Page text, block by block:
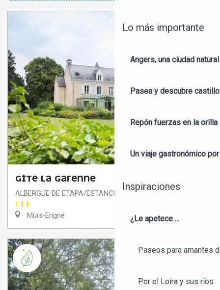
Lo más importante
Angers, una ciudad natural
Pasea y descubre
Repón fuerzas en la orilla
Un viaje gastronómico
Inspiraciones
¿Le apetece ...
Paseos para amantes
Por el Loira y sus ríos
GÎTE LA GARENNE
ALBERGUE DE ETAPA/ESTANCIA
Mûrs-Erigné